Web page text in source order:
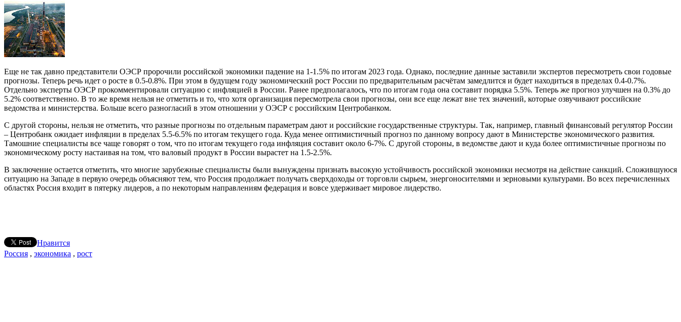
Еще не так давно представители ОЭСР пророчили российской экономики падение на 1-1.5% по итогам 2023 года. Однако, последние данные заставили экспертов пересмотреть свои годовые
прогнозы. Теперь речь идет о росте в 0.5-0.8%. При этом в будущем году экономический рост России по предварительным расчётам замедлится и будет находиться в пределах 0.4-0.7%.
Отдельно эксперты ОЭСР прокомментировали ситуацию с инфляцией в России. Ранее предполагалось, что по итогам года она составит порядка 5.5%. Теперь же прогноз улучшен на 0.3% до
5.2% соответственно. В то же время нельзя не отметить и то, что хотя организация пересмотрела свои прогнозы, они все еще лежат вне тех значений, которые озвучивают российские
ведомства и министерства. Больше всего разногласий в этом отношении у ОЭСР с российским Центробанком.
С другой стороны, нельзя не отметить, что разные прогнозы по отдельным параметрам дают и российские государственные структуры. Так, например, главный финансовый регулятор России
– Центробанк ожидает инфляции в пределах 5.5-6.5% по итогам текущего года. Куда менее оптимистичный прогноз по данному вопросу дают в Министерстве экономического развития.
Тамошние специалисты все чаще говорят о том, что по итогам текущего года инфляция составит около 6-7%. С другой стороны, в ведомстве дают и куда более оптимистичные прогнозы по
экономическому росту настаивая на том, что валовый продукт в России вырастет на 1.5-2.5%.
В заключение остается отметить, что многие зарубежные специалисты были вынуждены признать высокую устойчивость российской экономики несмотря на действие санкций. Сложившуюся
ситуацию на Западе в первую очередь объясняют тем, что Россия продолжает получать сверхдоходы от торговли сырьем, энергоносителями и зерновыми культурами. Во всех перечисленных
областях Россия входит в пятерку лидеров, а по некоторым направлениям федерация и вовсе удерживает мировое лидерство.
Нравится
Россия , экономика , рост